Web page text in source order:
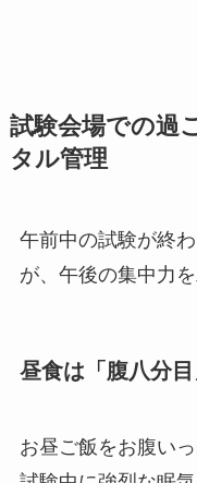
試験会場での過
タル管理
午前中の試験が終
が、午後の集中力を
昼食は「腹八分
お昼ご飯をお腹い